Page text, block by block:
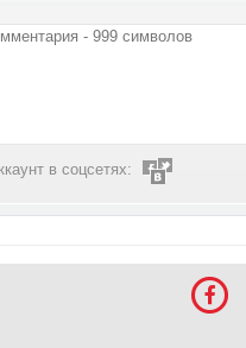
в соцсетях: